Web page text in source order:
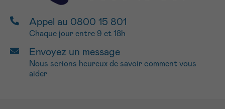
Appel au 0800 15 801
Chaque jour entre 9 et 18h
Envoyez un message
Nous serions heureux de savoir comment vous
aider